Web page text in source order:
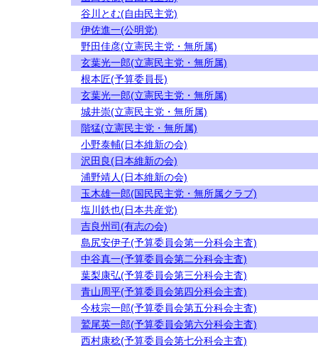
谷川とむ(自由民主党)
伊佐進一(公明党)
野田佳彦(立憲民主党・無所属)
玄葉光一郎(立憲民主党・無所属)
根本匠(予算委員長)
玄葉光一郎(立憲民主党・無所属)
城井崇(立憲民主党・無所属)
階猛(立憲民主党・無所属)
小野泰輔(日本維新の会)
沢田良(日本維新の会)
浦野靖人(日本維新の会)
玉木雄一郎(国民民主党・無所属クラブ)
塩川鉄也(日本共産党)
吉良州司(有志の会)
島尻安伊子(予算委員会第一分科会主査)
中谷真一(予算委員会第二分科会主査)
葉梨康弘(予算委員会第三分科会主査)
青山周平(予算委員会第四分科会主査)
今枝宗一郎(予算委員会第五分科会主査)
鷲尾英一郎(予算委員会第六分科会主査)
西村康稔(予算委員会第七分科会主査)